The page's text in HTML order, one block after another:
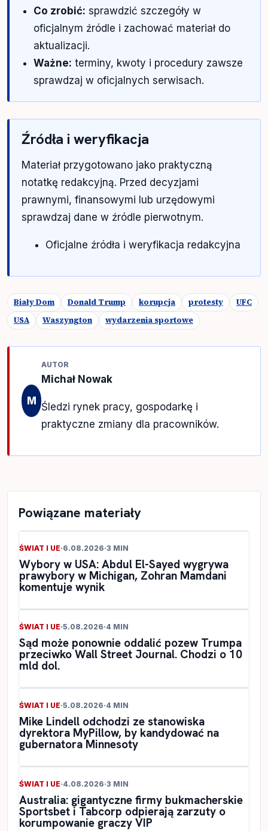
Co zrobić: sprawdzić szczegóły w
oficjalnym źródle i zachować materiał do
aktualizacji.
Ważne: terminy, kwoty i procedury zawsze
sprawdzaj w oficjalnych serwisach.
Źródła i weryfikacja
Materiał przygotowano jako praktyczną
notatkę redakcyjną. Przed decyzjami
prawnymi, finansowymi lub urzędowymi
sprawdzaj dane w źródle pierwotnym.
Oficjalne źródła i weryfikacja redakcyjna
Biały Dom Donald Trump korupcja protesty
UFC
USA
Waszyngton wydarzenia sportowe
M
AUTOR
Michał Nowak
Śledzi rynek pracy, gospodarkę i
praktyczne zmiany dla pracowników.
Powiązane materiały
ŚWIAT I UE·6.08.2026·3 MIN
Wybory w USA: Abdul El-Sayed wygrywa
prawybory w Michigan, Zohran Mamdani
komentuje wynik
ŚWIAT I UE·5.08.2026·4 MIN
Sąd może ponownie oddalić pozew Trumpa
przeciwko Wall Street Journal. Chodzi o 10
mld dol.
ŚWIAT I UE·5.08.2026·4 MIN
Mike Lindell odchodzi ze stanowiska
dyrektora MyPillow, by kandydować na
gubernatora Minnesoty
ŚWIAT I UE·4.08.2026·3 MIN
Australia: gigantyczne firmy bukmacherskie
Sportsbet i Tabcorp odpierają zarzuty o
korumpowanie graczy VIP